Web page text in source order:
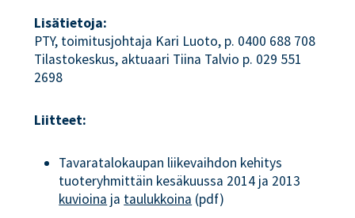
Lisätietoja:
PTY, toimitusjohtaja Kari Luoto, p. 0400 688 708
Tilastokeskus, aktuaari Tiina Talvio p. 029 551
2698
Liitteet:
Tavaratalokaupan liikevaihdon kehitys
tuoteryhmittäin kesäkuussa 2014 ja 2013
kuvioina ja taulukkoina (pdf)